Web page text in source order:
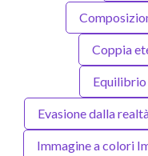
Coppia
Evasione dalla
Immagine a colori